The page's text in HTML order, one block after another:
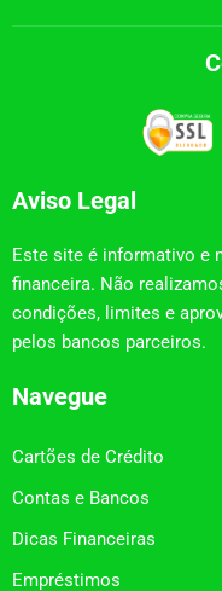
Aviso Legal
Este site é informativo e
financeira. Não
condições, limites e
pelos bancos parceiros.
Navegue
Cartões de Crédito
Contas e Bancos
Dicas Financeiras
Empréstimos